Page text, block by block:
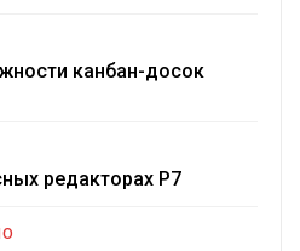
канбан-досок
редакторах Р7